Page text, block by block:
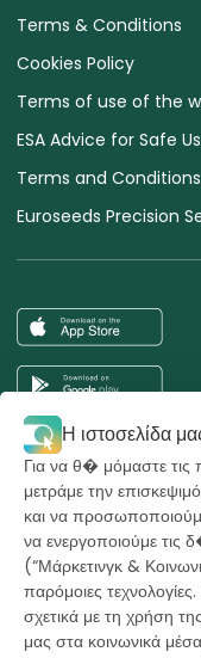
Terms & Conditions
Cookies Policy
Terms of use of the
ESA Advice for Safe
Terms and
Euroseeds Precision
Θέλετε να
powerd by opus
Η ιστοσελίδα
Για να θ� μόμαστε τις
μετράμε την
και να προσωποποιούμε
να ενεργοποιούμε τις
(“Μάρκετινγκ &
παρόμοιες
σχετικά με τη χρήση
μας στα κοινωνικά